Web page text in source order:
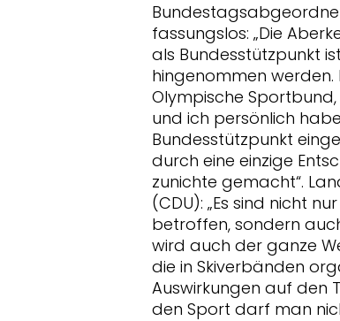
fassungslos: „Die
als Bundesstützpunkt
hingenommen werden.
Olympische
und ich persönlich
Bundesstützpunkt
durch eine einzige
zunichte gemacht“.
(CDU): „Es sind nicht
betroffen, sondern
wird auch der ganze
die in Skiverbänden
Auswirkungen auf den
den Sport darf man